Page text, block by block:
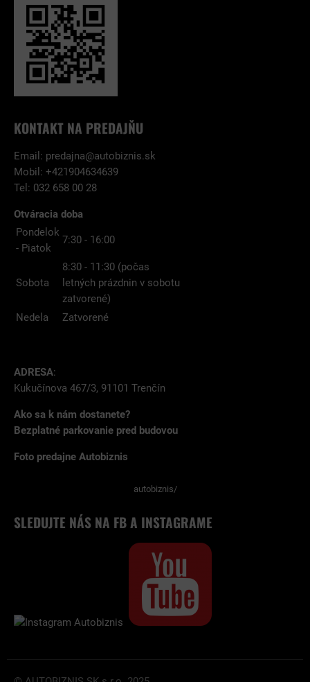
KONTAKT NA PREDAJŇU
Email: predajna@autobiznis.sk
Mobil: +421904634639
Tel: 032 658 00 28
Otváracia doba
Pondelok
- Piatok
7:30 - 16:00
Sobota
8:30 - 11:30 (počas
letných prázdnin v sobotu
zatvorené)
Nedela
Zatvorené
ADRESA:
Kukučínova 467/3, 91101 Trenčín
Ako sa k nám dostanete?
Bezplatné parkovanie pred budovou
Foto predajne Autobiznis
autobiznis/
SLEDUJTE NÁS NA FB A INSTAGRAME